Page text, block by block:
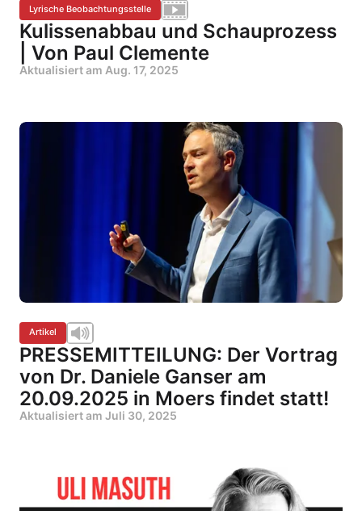
Lyrische Beobachtungsstelle
Kulissenabbau und Schauprozess
| Von Paul Clemente
Aktualisiert am Aug. 17, 2025
Artikel
PRESSEMITTEILUNG: Der Vortrag
von Dr. Daniele Ganser am
20.09.2025 in Moers findet statt!
Aktualisiert am Juli 30, 2025